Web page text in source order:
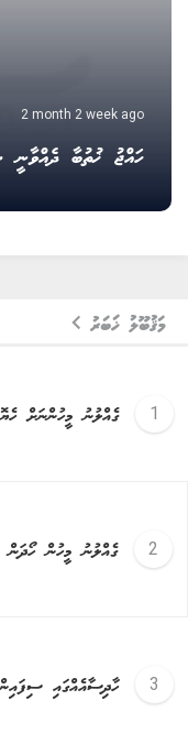
2 month 2 week ago
ހައްޖު ޚުތުބާ
މަޤުބޫލު ޚަބަރު
ގެއްލުނު މީހުންނަށް
ގެއްލުނު މީހުން
ހާދިސާއެއްގައި